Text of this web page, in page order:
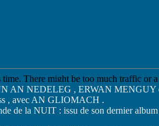
AN NEDELEG , ERWAN
, avec AN GLIOMACH .
de la NUIT : issu de son dernier